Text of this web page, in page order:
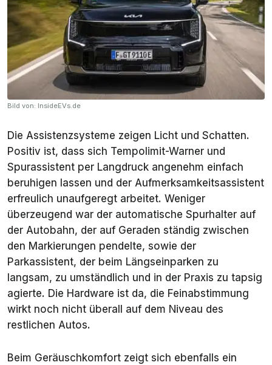
Bild von: InsideEVs.de
Die Assistenzsysteme zeigen Licht und Schatten.
Positiv ist, dass sich Tempolimit-Warner und
Spurassistent per Langdruck angenehm einfach
beruhigen lassen und der Aufmerksamkeitsassistent
erfreulich unaufgeregt arbeitet. Weniger
überzeugend war der automatische Spurhalter auf
der Autobahn, der auf Geraden ständig zwischen
den Markierungen pendelte, sowie der
Parkassistent, der beim Längseinparken zu
langsam, zu umständlich und in der Praxis zu tapsig
agierte. Die Hardware ist da, die Feinabstimmung
wirkt noch nicht überall auf dem Niveau des
restlichen Autos.
Beim Geräuschkomfort zeigt sich ebenfalls ein